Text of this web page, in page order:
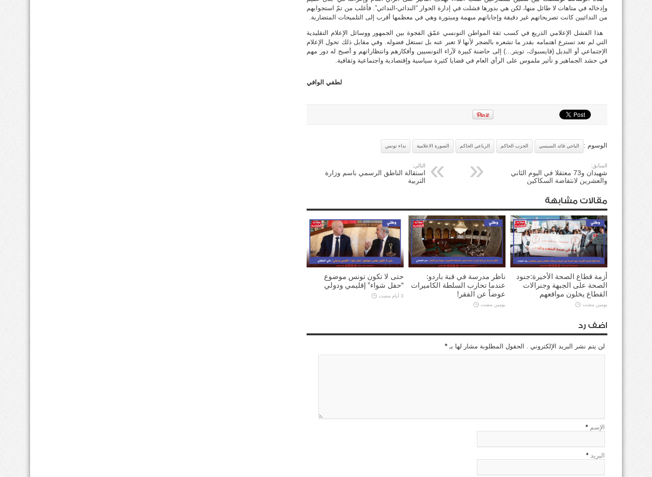
وإدخاله في متاهات لا طائل منها، لكن هي بدورها فشلت في إدارة الحوار “الندائي-الندائي”. فأغلب من تمّ استجوابهم
من الندائيين كانت تصريحاتهم غير دقيقة وإجاباتهم مبهمة ومبتورة وهي في معظمها أقرب إلى التلميحات المتضاربة.
هذا الفشل الإعلامي الذريع في كسب ثقة المواطن التونسي عمّق الفجوة بين الجمهور ووسائل الإعلام التقليدية
التي لم تعد تسترع اهتمامه بقدر ما تشعره بالضجر لأنها لا تعبر عنه بل تستغل فضوله. وفي مقابل ذلك تحول الإعلام
الإجتماعي أو البديل (فايسبوك، تويتر…) إلى حاضنة كبيرة لآراء التونسيين وأفكارهم وانتظاراتهم و أصبح له دور مهم
في حشد الجماهير و تأثير ملموس على الرأي العام في قضايا كثيرة سياسية وإقتصادية واجتماعية وثقافية.
لطفي الوافي
الوسوم : الباجي قائد السبسي الحزب الحاكم الرباعي الحاكم الصورة الاعلامية نداء تونس
السابق:
شهيدان و73 معتقلا في اليوم الثاني
والعشرين لانتفاضة السكاكين
التالي:
استقالة الناطق الرسمي باسم وزارة
التربية
مقالات مشابهة
أزمة قطاع الصحة الأخيرة:جنود
الصحة على الجبهة وجنرالات
القطاع يخلون مواقعهم
يومين مضت
ناظر مدرسة في قبة باردو:
عندما تحارب السلطة الكاميرات
عوضاً عن الفقر!
يومين مضت
حتى لا تكون تونس موضوع
“حفل شواء” إقليمي ودولي
3 أيام مضت
اضف رد
لن يتم نشر البريد الإلكتروني . الحقول المطلوبة مشار لها بـ *
الإسم *
البريد *